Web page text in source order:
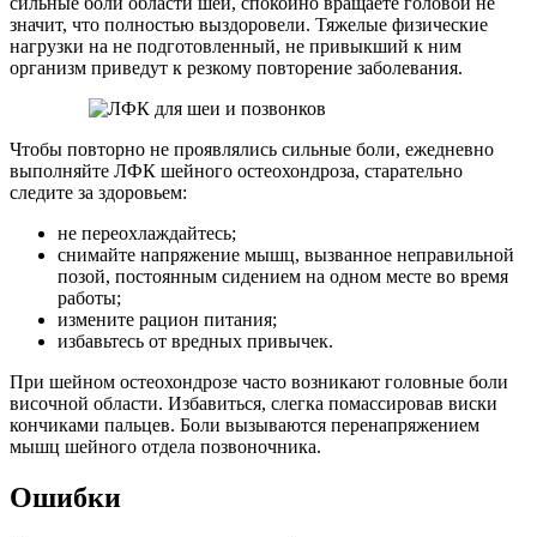
значит, что полностью выздоровели. Тяжелые физические
нагрузки на не подготовленный, не привыкший к ним
организм приведут к резкому повторение заболевания.
Чтобы повторно не проявлялись сильные боли, ежедневно
выполняйте ЛФК шейного остеохондроза, старательно
следите за здоровьем:
не переохлаждайтесь;
снимайте напряжение мышц, вызванное неправильной
позой, постоянным сидением на одном месте во время
работы;
измените рацион питания;
избавьтесь от вредных привычек.
При шейном остеохондрозе часто возникают головные боли
височной области. Избавиться, слегка помассировав виски
кончиками пальцев. Боли вызываются перенапряжением
мышц шейного отдела позвоночника.
Ошибки